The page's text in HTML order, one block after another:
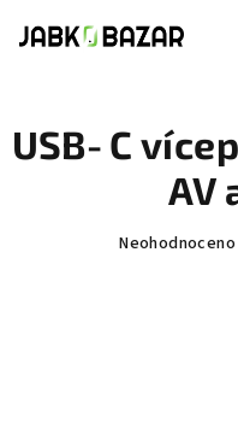
USB‑C
AV
Průměrné
Neohodnoceno